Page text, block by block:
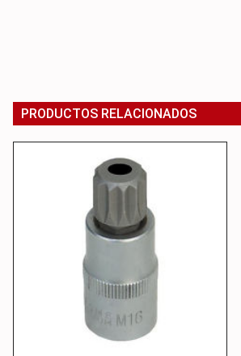
PRODUCTOS RELACIONADOS